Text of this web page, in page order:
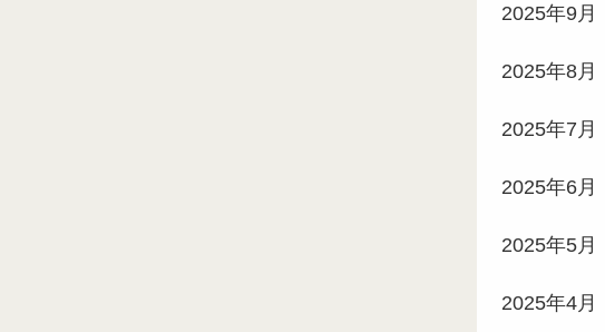
2025年9月
2025年8月
2025年7月
2025年6月
2025年5月
2025年4月